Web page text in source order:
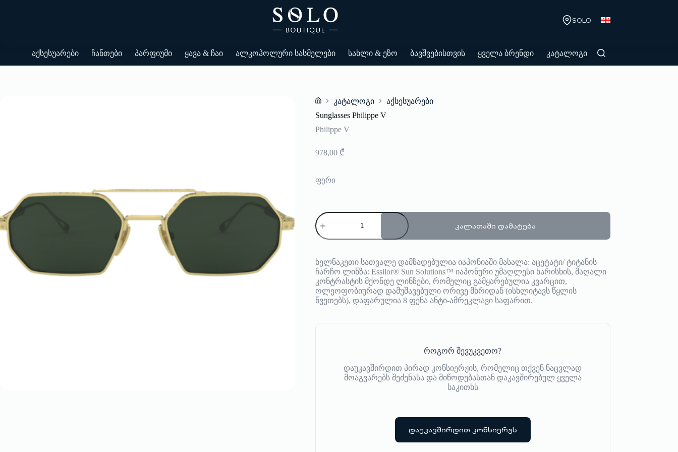
SOLO
აქსესუარები ჩანთები პარფიუმი ყავა & ჩაი ალკოჰოლური სასმელები სახლი & ეზო ბავშვებისთვის ყველა ბრენდი კატალოგი
Home
კატალოგი
აქსესუარები
Sunglasses Philippe V
Philippe V
978,00 ₾
ფერი
რაოდენობა:
Sunglasses
Philippe
კალათაში დამატება
ხელნაკეთი სათვალე დამზადებულია იაპონიაში მასალა: აცეტატი/ ტიტანის
ჩარჩო ლინზა: Essilor® Sun Solutions™ იაპონური უმაღლესი ხარისხის, მაღალი
კონტრასტის მქონდე ლინზები, რომელიც გამყარებულია კვარცით,
ოლეოფობიურად დამუშავებული ორივე მხრიდან (ისხლიტავს წყლის
წვეთებს), დაფარულია 8 ფენა ანტი-ამრეკლავი საფარით.
როგორ შევუკვეთო?
დაუკავშირდით პირად კონსიერჟის, რომელიც თქვენ ნაცვლად
მოაგვარებს შეძენასა და მიწოდებასთან დაკავშირებულ ყველა
საკითხს
დაუკავშირდით კონსიერჟს